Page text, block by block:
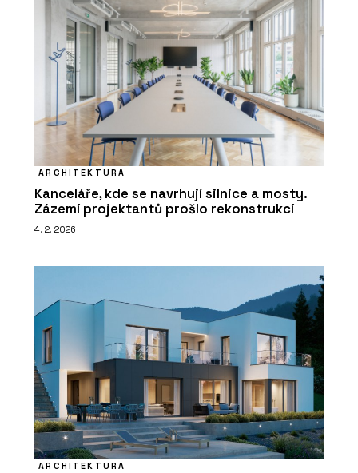
ARCHITEKTURA
Kanceláře, kde se navrhují silnice a mosty.
Zázemí projektantů prošlo rekonstrukcí
4. 2. 2026
ARCHITEKTURA